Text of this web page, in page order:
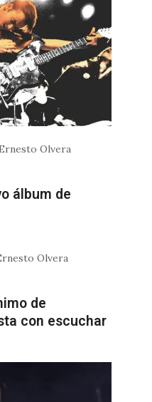
Olvera
álbum de
Olvera
de
con escuchar